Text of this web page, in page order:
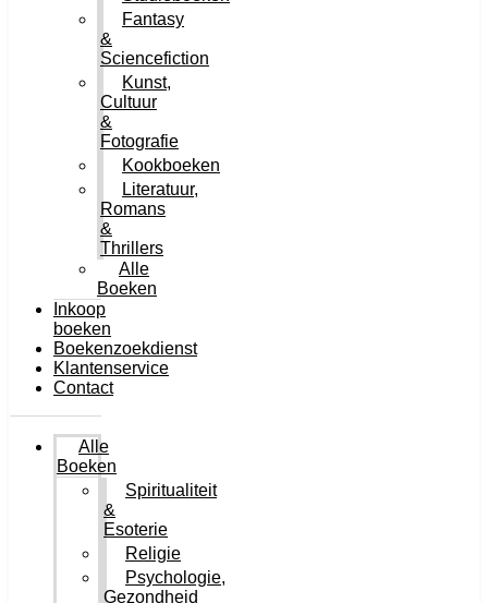
Fantasy
&
Sciencefiction
Kunst,
Cultuur
&
Fotografie
Kookboeken
Literatuur,
Romans
&
Thrillers
Alle
Boeken
Inkoop
boeken
Boekenzoekdienst
Klantenservice
Contact
Alle
Boeken
Spiritualiteit
&
Esoterie
Religie
Psychologie,
Gezondheid